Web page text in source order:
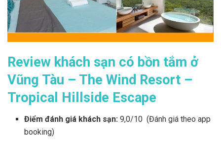
Review khách sạn có bồn tắm ở
Vũng Tàu – The Wind Resort –
Tropical Hillside Escape
Điểm đánh giá khách sạn:9,0/10 (Đánh giá theo app
booking)